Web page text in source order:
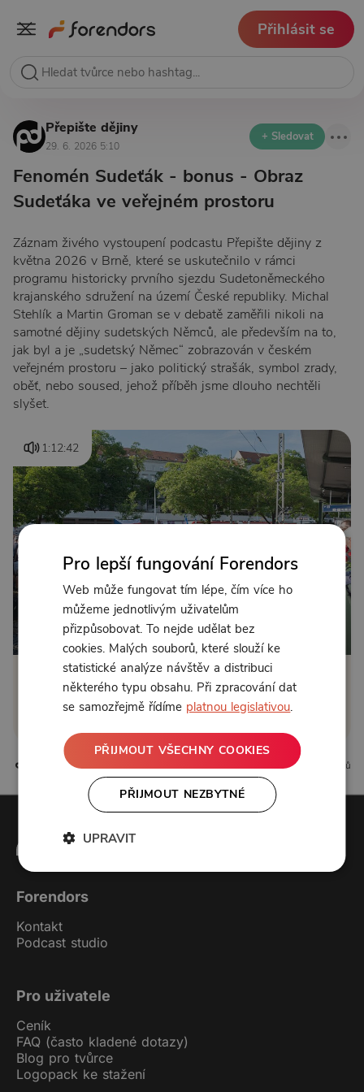
Přihlásit se
Přepište dějiny
29. 6. 2026 5:10
+ Sledovat
Fenomén Sudeťák - bonus - Obraz
Sudeťáka ve veřejném prostoru
Záznam živého vystoupení podcastu Přepište dějiny z
května 2026 v Brně, které se uskutečnilo v rámci
programu historicky prvního sjezdu Sudetoněmeckého
krajanského sdružení na území České republiky. Michal
Stehlík a Martin Groman se v debatě zaměřili nikoli na
samotné dějiny sudetských Němců, ale především na to,
jak byl a je „sudetský Němec“ zobrazován v českém
veřejném prostoru – jako politický strašák, symbol zrady,
oběť, nebo soused, jehož příběh jsme dlouho nechtěli
slyšet.
1:12:42
Od 129 Kč měsíčně
Klikněte pro odemčení
8 líbí 0 komentářů
Forendors
Kontakt
Podcast studio
Pro uživatele
Ceník
FAQ (často kladené dotazy)
Blog pro tvůrce
Logopack ke stažení
Pro lepší fungování Forendors
Web může fungovat tím lépe, čím více ho
můžeme jednotlivým uživatelům
přizpůsobovat. To nejde udělat bez
cookies. Malých souborů, které slouží ke
statistické analýze návštěv a distribuci
některého typu obsahu. Při zpracování dat
se samozřejmě řídíme platnou legislativou.
PŘIJMOUT VŠECHNY COOKIES
PŘIJMOUT NEZBYTNÉ
UPRAVIT